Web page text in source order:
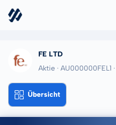
FE LTD
Aktie · AU000000FEL1
Übersicht